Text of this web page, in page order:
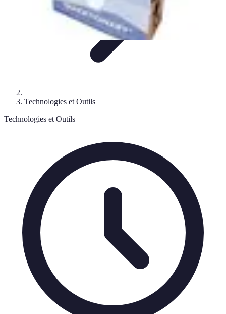
Technologies et Outils
Technologies et Outils